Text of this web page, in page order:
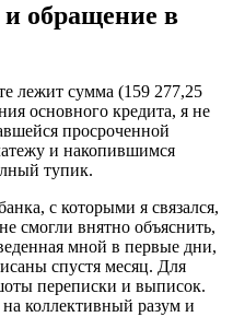
обращение в
лежит сумма (159 277,25
основного кредита, я не
просроченной
и накопившимся
тупик.
с которыми я связался,
смогли внятно объяснить,
мной в первые дни,
спустя месяц. Для
переписки и выписок.
коллективный разум и